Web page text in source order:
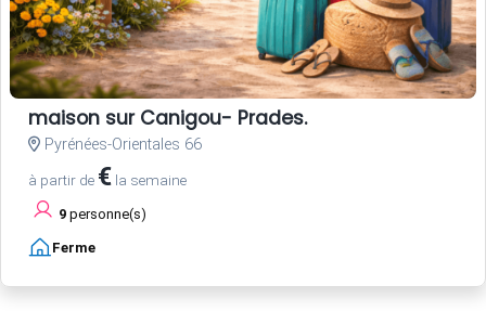
maison sur Canigou- Prades.
Pyrénées-Orientales 66
à partir de € la semaine
9 personne(s)
Ferme